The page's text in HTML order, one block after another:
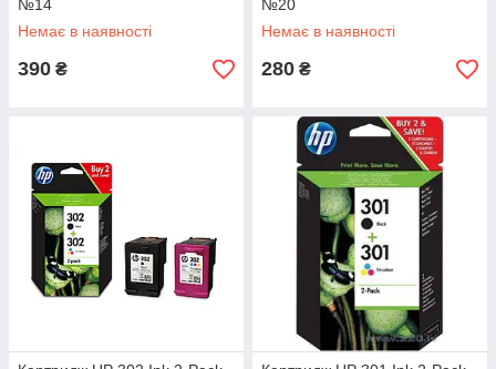
№14
Немає в наявності
390 ₴
№20
Немає в наявності
280 ₴